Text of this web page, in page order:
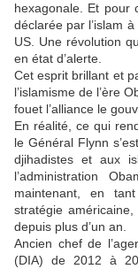
hexagonale. Et pour
déclarée par l’islam
US. Une révolution
en état d’alerte.
Cet esprit brillant et
l’islamisme de l’ère
fouet l’alliance le
En réalité, ce qui
le Général Flynn
djihadistes et aux
l’administration
maintenant, en
stratégie
depuis plus d’un an.
Ancien chef de
(DIA) de 2012 à